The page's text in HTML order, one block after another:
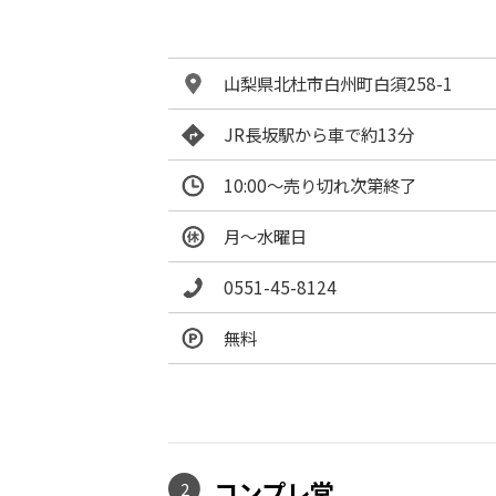
山梨県北杜市白州町白須258-1
JR長坂駅から車で約13分
10:00～売り切れ次第終了
月～水曜日
0551-45-8124
無料
2